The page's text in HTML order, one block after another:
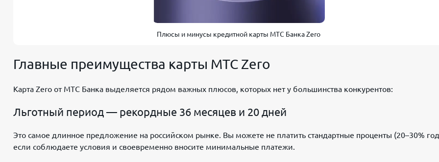
Плюсы и минусы кредитной карты МТС Банка Zero
Главные преимущества карты МТС Zero
Карта Zero от МТС Банка выделяется рядом важных плюсов, которых нет у большинства конкурентов:
Льготный период — рекордные 36 месяцев и 20 дней
Это самое длинное предложение на российском рынке. Вы можете не платить стандартные проценты (20–30%
если соблюдаете условия и своевременно вносите минимальные платежи.